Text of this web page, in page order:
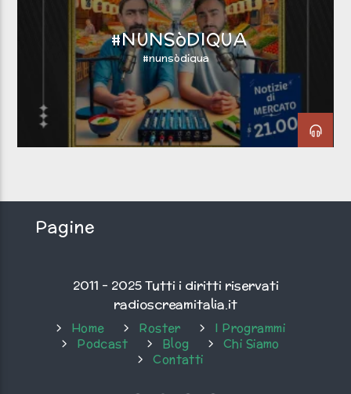
Starry Void [8WL]
Lungs For Gills
Clicca PLAY!Non si sente? Clicca qui!
#NUNSòDIQUA
#nunsòdiqua
Pagine
2011 - 2025 Tutti i diritti riservati
radioscreamitalia.it
Home Roster
I Programmi
Podcast
Blog
Chi Siamo
Contatti